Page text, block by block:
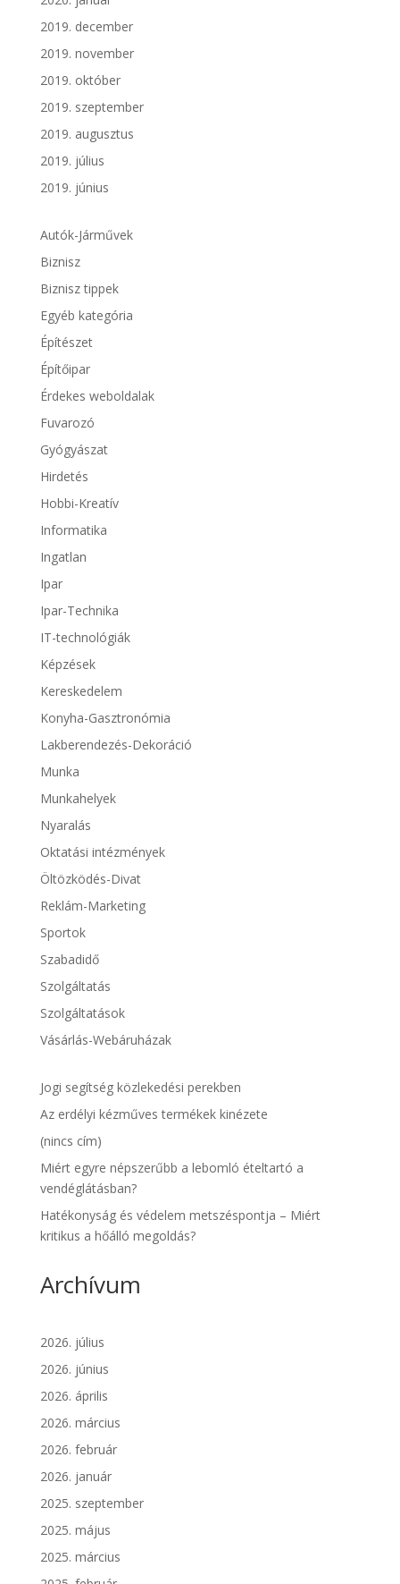
2019. december
2019. november
2019. október
2019. szeptember
2019. augusztus
2019. július
2019. június
Autók-Járművek
Biznisz
Biznisz tippek
Egyéb kategória
Építészet
Építőipar
Érdekes weboldalak
Fuvarozó
Gyógyászat
Hirdetés
Hobbi-Kreatív
Informatika
Ingatlan
Ipar
Ipar-Technika
IT-technológiák
Képzések
Kereskedelem
Konyha-Gasztronómia
Lakberendezés-Dekoráció
Munka
Munkahelyek
Nyaralás
Oktatási intézmények
Öltözködés-Divat
Reklám-Marketing
Sportok
Szabadidő
Szolgáltatás
Szolgáltatások
Vásárlás-Webáruházak
Jogi segítség közlekedési perekben
Az erdélyi kézműves termékek kinézete
(nincs cím)
Miért egyre népszerűbb a lebomló ételtartó a
vendéglátásban?
Hatékonyság és védelem metszéspontja – Miért
kritikus a hőálló megoldás?
Archívum
2026. július
2026. június
2026. április
2026. március
2026. február
2026. január
2025. szeptember
2025. május
2025. március